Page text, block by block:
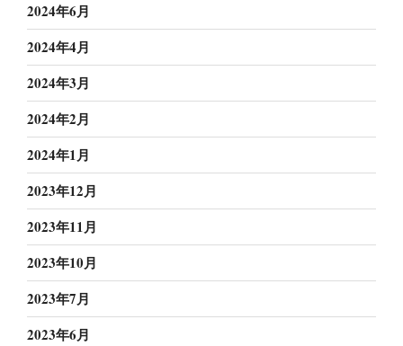
2024年6月
2024年4月
2024年3月
2024年2月
2024年1月
2023年12月
2023年11月
2023年10月
2023年7月
2023年6月